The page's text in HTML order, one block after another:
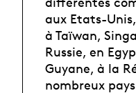
aux Etats-
à Taïwan,
Russie, en
Guyane, à la
nombreux